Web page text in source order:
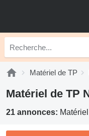
Matériel de TP
Matériel de TP
21 annonces: